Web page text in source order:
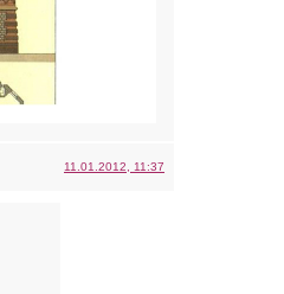
11.01.2012, 11:37